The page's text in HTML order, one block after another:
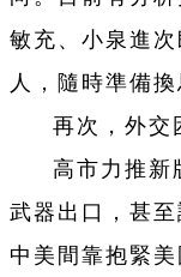
敏充、小泉進
人，隨時準備換
再次，外交
高市力推新
武器出口，甚
中美間靠抱緊